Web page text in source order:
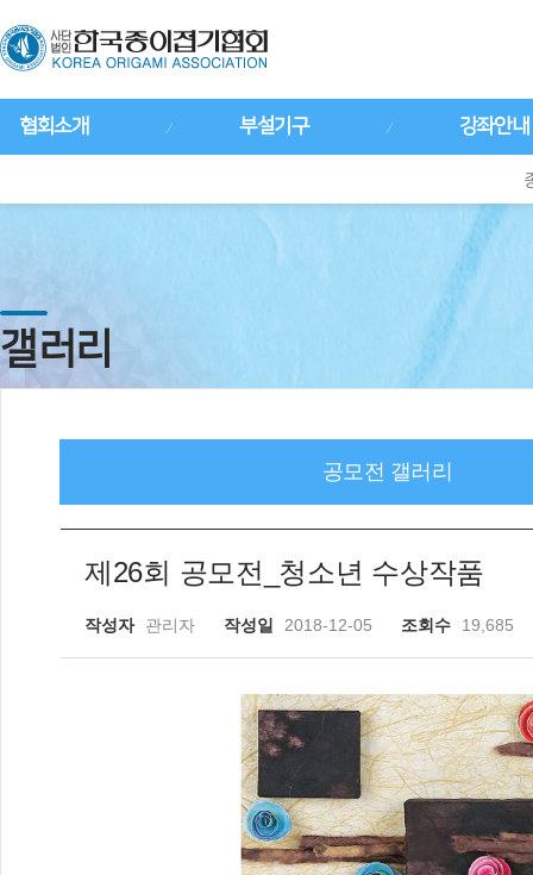
협회소개 부설기구 강좌안내
갤러리
공모전 갤러리
제26회 공모전_청소년 수상작품
작성자 관리자 작성일 2018-12-05 조회수 19,685